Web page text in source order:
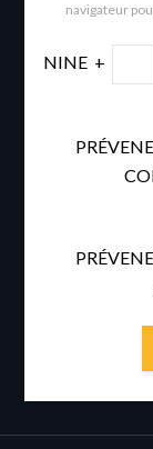
navigateur
NINE +